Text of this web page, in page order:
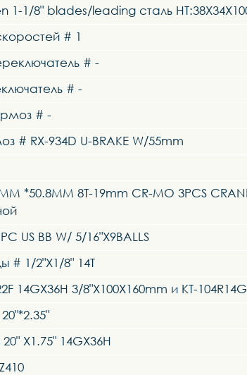
1-1/8" blades/leading сталь
# 1
# -
# -
# -
# RX-934D U-BRAKE W/55mm
*50.8MM 8T-19mm CR-MO 3PCS
US BB W/ 5/16"X9BALLS
# 1/2"X1/8" 14T
14GX36H 3/8"X100X160mm и KT-
X1.75" 14GX36H